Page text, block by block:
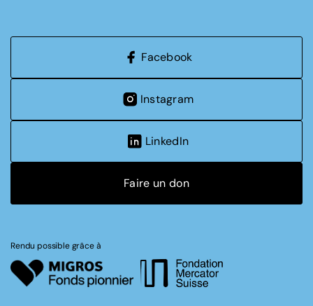
Facebook
Instagram
LinkedIn
Faire un don
Rendu possible grâce à